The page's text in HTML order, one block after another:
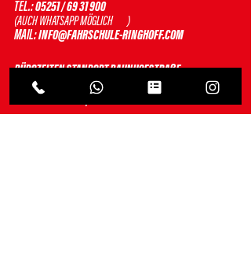
TEL.:05251 / 69 31 900
(AUCH WHATSAPP MÖGLICH )
MAIL:INFO@FAHRSCHULE-RINGHOFF.COM
BÜROZEITEN STANDORT BAHNHOFSTRAßE
MONTAG - FREITAG:
10:00 - 13:00 UHR | 14:00 - 18:00 UHR